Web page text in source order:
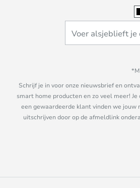
Schrijf je in voor onze nieuwsbrief en
smart home producten en zo veel meer!
een gewaardeerde klant vinden we jouw
uitschrijven door op de afmeldlink